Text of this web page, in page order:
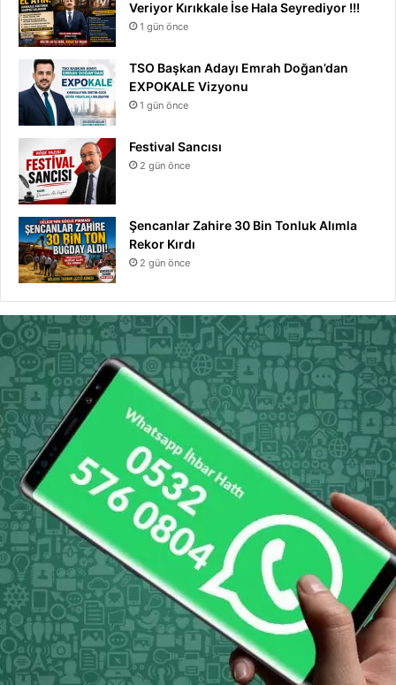
Veriyor Kırıkkale İse Hala Seyrediyor !!!
1 gün önce
TSO Başkan Adayı Emrah Doğan’dan
EXPOKALE Vizyonu
1 gün önce
Festival Sancısı
2 gün önce
Şencanlar Zahire 30 Bin Tonluk Alımla
Rekor Kırdı
2 gün önce